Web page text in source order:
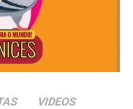
é tratado como
brasileira.
VIDEOS